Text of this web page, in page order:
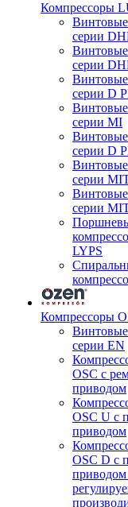
Компрессоры
серии
серии
серии D
серии MI
серии D
серии
серии
LYPS
Компрессоры
серии EN
OSC с
приводом
OSC U с
приводом
OSC D с